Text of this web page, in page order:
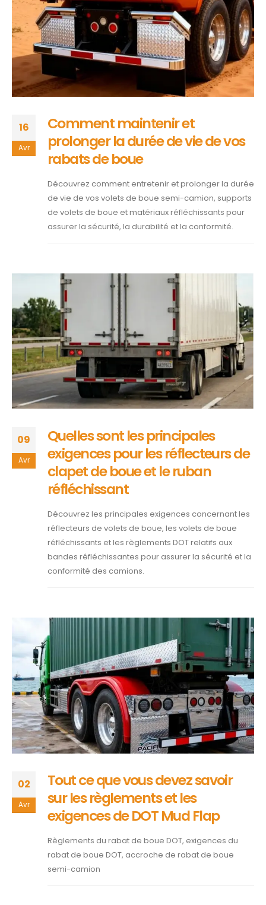
16
Avr
Comment maintenir et
prolonger la durée de vie de vos
rabats de boue
Découvrez comment entretenir et prolonger la durée
de vie de vos volets de boue semi-camion, supports
de volets de boue et matériaux réfléchissants pour
assurer la sécurité, la durabilité et la conformité.
09
Avr
Quelles sont les principales
exigences pour les réflecteurs de
clapet de boue et le ruban
réfléchissant
Découvrez les principales exigences concernant les
réflecteurs de volets de boue, les volets de boue
réfléchissants et les règlements DOT relatifs aux
bandes réfléchissantes pour assurer la sécurité et la
conformité des camions.
02
Avr
Tout ce que vous devez savoir
sur les règlements et les
exigences de DOT Mud Flap
Règlements du rabat de boue DOT, exigences du
rabat de boue DOT, accroche de rabat de boue
semi-camion